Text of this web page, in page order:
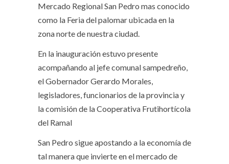
Mercado Regional San Pedro mas conocido
como la Feria del palomar ubicada en la
zona norte de nuestra ciudad.
En la inauguración estuvo presente
acompañando al jefe comunal sampedreño,
el Gobernador Gerardo Morales,
legisladores, funcionarios de la provincia y
la comisión de la Cooperativa Frutihortícola
del Ramal
San Pedro sigue apostando a la economía de
tal manera que invierte en el mercado de